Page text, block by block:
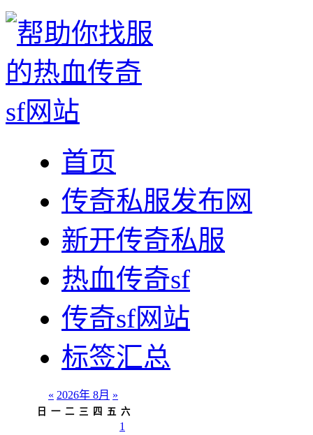
首页
传奇私服发布网
新开传奇私服
热血传奇sf
传奇sf网站
标签汇总
« 2026年 8月 »
日 一 二 三 四 五 六
1